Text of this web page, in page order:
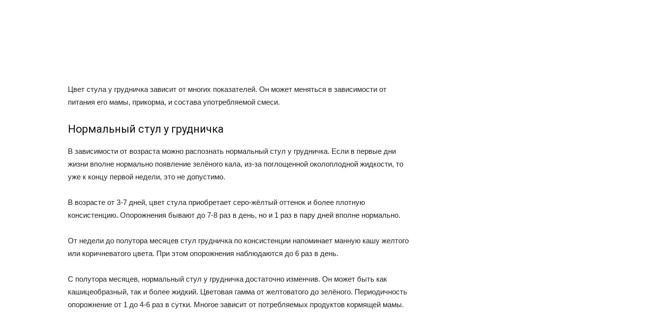
Цвет стула у грудничка зависит от многих показателей. Он может меняться в зависимости от
питания его мамы, прикорма, и состава употребляемой смеси.
Нормальный стул у грудничка
В зависимости от возраста можно распознать нормальный стул у грудничка. Если в первые дни
жизни вполне нормально появление зелёного кала, из-за поглощенной околоплодной жидкости, то
уже к концу первой недели, это не допустимо.
В возрасте от 3-7 дней, цвет стула приобретает серо-жёлтый оттенок и более плотную
консистенцию. Опорожнения бывают до 7-8 раз в день, но и 1 раз в пару дней вполне нормально.
От недели до полутора месяцев стул грудничка по консистенции напоминает манную кашу желтого
или коричневатого цвета. При этом опорожнения наблюдаются до 6 раз в день.
С полутора месяцев, нормальный стул у грудничка достаточно изменчив. Он может быть как
кашицеобразный, так и более жидкий. Цветовая гамма от желтоватого до зелёного. Периодичность
опорожнение от 1 до 4-6 раз в сутки. Многое зависит от потребляемых продуктов кормящей мамы.